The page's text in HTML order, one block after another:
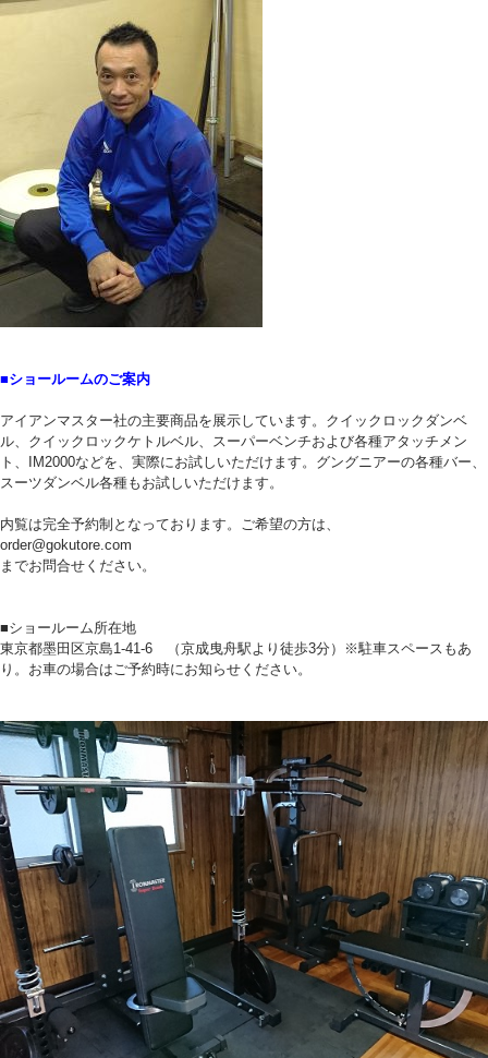
■ショールームのご案内
アイアンマスター社の主要商品を展示しています。クイックロックダンベ
ル、クイックロックケトルベル、スーパーベンチおよび各種アタッチメン
ト、IM2000などを、実際にお試しいただけます。グングニアーの各種バー、
スーツダンベル各種もお試しいただけます。
内覧は完全予約制となっております。ご希望の方は、
order@gokutore.com
までお問合せください。
■ショールーム所在地
東京都墨田区京島1-41-6 （京成曳舟駅より徒歩3分）※駐車スペースもあ
り。お車の場合はご予約時にお知らせください。